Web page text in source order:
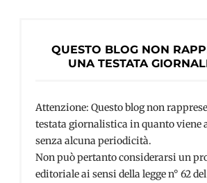
QUESTO BLOG NON
UNA TESTATA
Attenzione: Questo blog non
testata giornalistica in quanto viene
senza alcuna periodicità.
Non può pertanto considerarsi un
editoriale ai sensi della legge n° 62